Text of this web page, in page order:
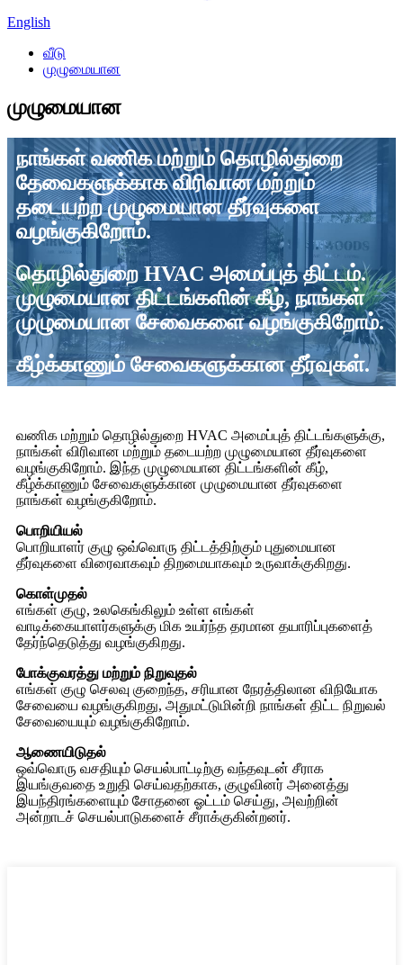
English
வீடு
முழுமையான
முழுமையான
நாங்கள் வணிக மற்றும் தொழில்துறை
தேவைகளுக்காக விரிவான மற்றும்
தடையற்ற முழுமையான தீர்வுகளை
வழங்குகிறோம்.
தொழில்துறை HVAC அமைப்புத் திட்டம்.
முழுமையான திட்டங்களின் கீழ், நாங்கள்
முழுமையான சேவைகளை வழங்குகிறோம்.
கீழ்க்காணும் சேவைகளுக்கான தீர்வுகள்.
வணிக மற்றும் தொழில்துறை HVAC அமைப்புத் திட்டங்களுக்கு,
நாங்கள் விரிவான மற்றும் தடையற்ற முழுமையான தீர்வுகளை
வழங்குகிறோம். இந்த முழுமையான திட்டங்களின் கீழ்,
கீழ்க்காணும் சேவைகளுக்கான முழுமையான தீர்வுகளை
நாங்கள் வழங்குகிறோம்.
பொறியியல்
பொறியாளர் குழு ஒவ்வொரு திட்டத்திற்கும் புதுமையான
தீர்வுகளை விரைவாகவும் திறமையாகவும் உருவாக்குகிறது.
கொள்முதல்
எங்கள் குழு, உலகெங்கிலும் உள்ள எங்கள்
வாடிக்கையாளர்களுக்கு மிக உயர்ந்த தரமான தயாரிப்புகளைத்
தேர்ந்தெடுத்து வழங்குகிறது.
போக்குவரத்து மற்றும் நிறுவுதல்
எங்கள் குழு செலவு குறைந்த, சரியான நேரத்திலான விநியோக
சேவையை வழங்குகிறது, அதுமட்டுமின்றி நாங்கள் திட்ட நிறுவல்
சேவையையும் வழங்குகிறோம்.
ஆணையிடுதல்
ஒவ்வொரு வசதியும் செயல்பாட்டிற்கு வந்தவுடன் சீராக
இயங்குவதை உறுதி செய்வதற்காக, குழுவினர் அனைத்து
இயந்திரங்களையும் சோதனை ஓட்டம் செய்து, அவற்றின்
அன்றாடச் செயல்பாடுகளைச் சீராக்குகின்றனர்.